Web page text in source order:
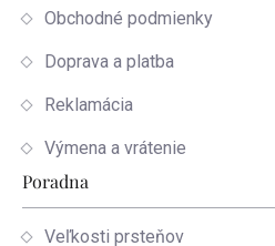
Obchodné podmienky
Doprava a platba
Reklamácia
Výmena a vrátenie
Poradna
Veľkosti prsteňov